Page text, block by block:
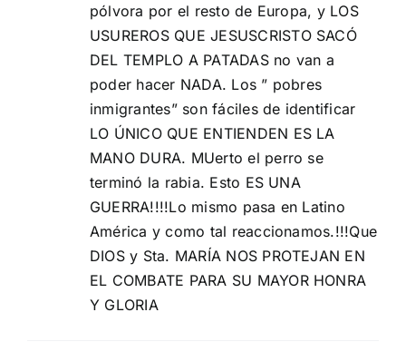
pólvora por el resto de Europa, y LOS
USUREROS QUE JESUSCRISTO SACÓ
DEL TEMPLO A PATADAS no van a
poder hacer NADA. Los ” pobres
inmigrantes” son fáciles de identificar
LO ÚNICO QUE ENTIENDEN ES LA
MANO DURA. MUerto el perro se
terminó la rabia. Esto ES UNA
GUERRA!!!!Lo mismo pasa en Latino
América y como tal reaccionamos.!!!Que
DIOS y Sta. MARÍA NOS PROTEJAN EN
EL COMBATE PARA SU MAYOR HONRA
Y GLORIA